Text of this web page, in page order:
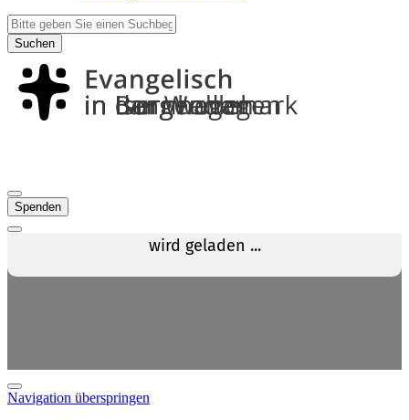
Suchen
Spenden
Navigation überspringen